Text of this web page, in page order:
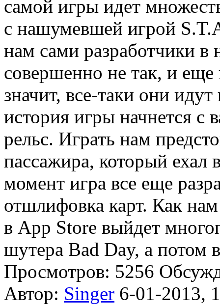
самой игры идет
с нашумевшей игрой
нам сами разработчики
совершенно не так, и еще
значит, все-таки они
история игры начнется с
рельс. Играть нам
пассажира, который
момент игра все еще
отшлифовка карт. Как
в App Store выйдет
шутера Bad Day, а потом
Просмотров: 5256
Автор: Singer 6-01-2013,